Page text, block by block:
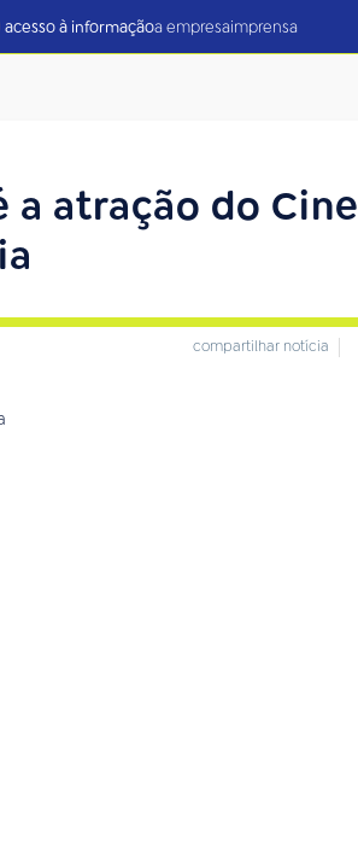
acesso à informaçãoa empresaimprensa
a atração do Cine
compartilhar notícia